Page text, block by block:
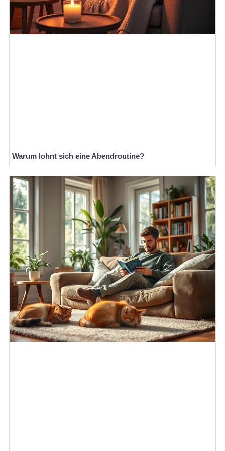
Warum lohnt sich eine Abendroutine?